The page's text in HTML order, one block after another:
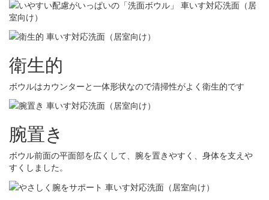
衛生的
ボウルはカウンターと一体形状なので清掃性がよく衛生的です
腕置き
ボウル前面の平面部を広くして、腕を置きやすく、身体を支えや
すくしました。